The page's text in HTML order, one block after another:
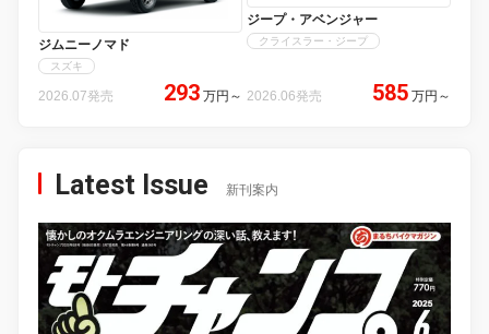
ジムニーノマド
スズキ
2026.07発売 293 万円 ～
ジープ・アベンジャー
クライスラー・ジープ
2026.06発売 585 万円 ～
Latest Issue 新刊案内